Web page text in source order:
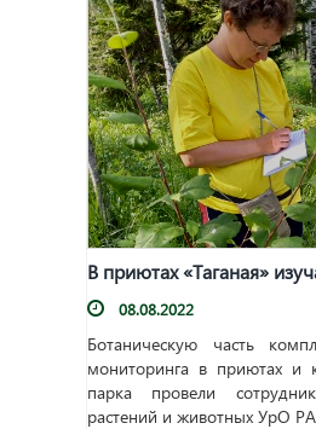
В приютах «Таганая»
08.08.2022
Ботаническую часть
мониторинга в приютах и
парка провели
растений и животных УрО